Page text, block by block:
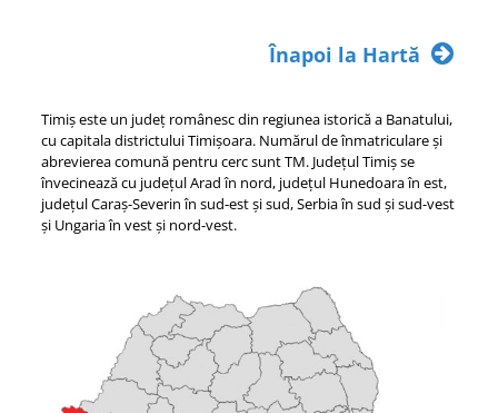
Înapoi la Hartă
Timiș este un județ românesc din regiunea istorică a Banatului,
cu capitala districtului Timișoara. Numărul de înmatriculare și
abrevierea comună pentru cerc sunt TM. Județul Timiș se
învecinează cu județul Arad în nord, județul Hunedoara în est,
județul Caraș-Severin în sud-est și sud, Serbia în sud și sud-vest
și Ungaria în vest și nord-vest.